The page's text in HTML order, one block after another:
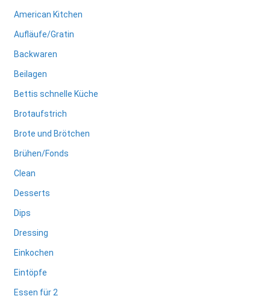
American Kitchen
Aufläufe/Gratin
Backwaren
Beilagen
Bettis schnelle Küche
Brotaufstrich
Brote und Brötchen
Brühen/Fonds
Clean
Desserts
Dips
Dressing
Einkochen
Eintöpfe
Essen für 2